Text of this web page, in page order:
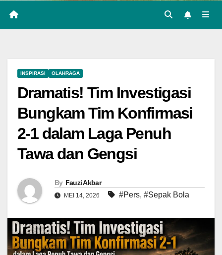
INSPIRASI OLAHRAGA
Dramatis! Tim Investigasi
Bungkam Tim Konfirmasi
2-1 dalam Laga Penuh
Tawa dan Gengsi
By Fauzi Akbar
MEI 14, 2026 #Pers, #Sepak Bola